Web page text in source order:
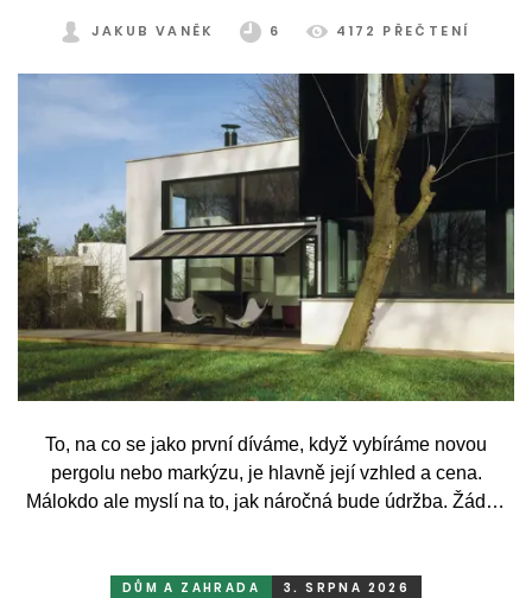
JAKUB VANĚK 6 4172 PŘEČTENÍ
To, na co se jako první díváme, když vybíráme novou
pergolu nebo markýzu, je hlavně její vzhled a cena.
Málokdo ale myslí na to, jak náročná bude údržba. Žádný
mrazu, ale také prachu a pylu, což se na něm dříve či
DŮM A ZAHRADA 3. SRPNA 2026